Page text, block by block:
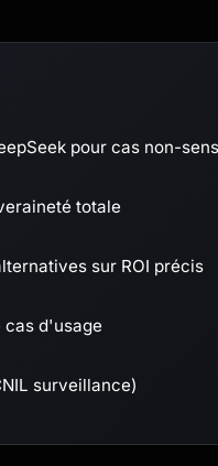
pour cas non-
totale
sur ROI précis
cas d'usage
surveillance)